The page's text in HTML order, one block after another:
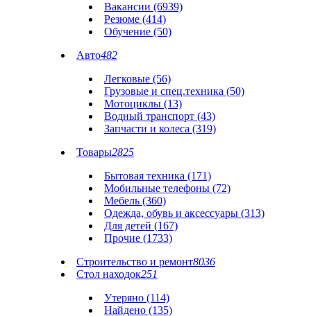
Вакансии (6939)
Резюме (414)
Обучение (50)
Авто482
Легковые (56)
Грузовые и спец.техника (50)
Мотоциклы (13)
Водный транспорт (43)
Запчасти и колеса (319)
Товары2825
Бытовая техника (171)
Мобильные телефоны (72)
Мебель (360)
Одежда, обувь и аксессуары (313)
Для детей (167)
Прочие (1733)
Строительство и ремонт8036
Стол находок251
Утеряно (114)
Найдено (135)